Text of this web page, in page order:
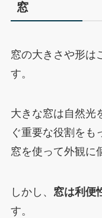
窓
窓の大きさや形は
す。
大きな窓は自然光
ぐ重要な役割をも
窓を使って外観に
しかし、 窓は利便
す。